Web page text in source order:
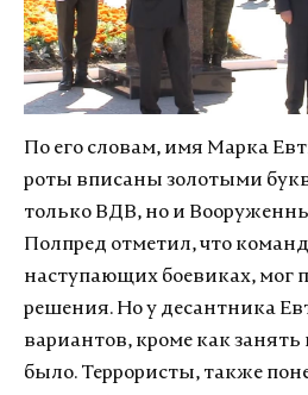
По его словам, имя Марка
роты вписаны золотыми
только ВДВ, но и
Полпред отметил, что
наступающих боевиках, мог
решения. Но у десантника
вариантов, кроме как занять
было. Террористы, также